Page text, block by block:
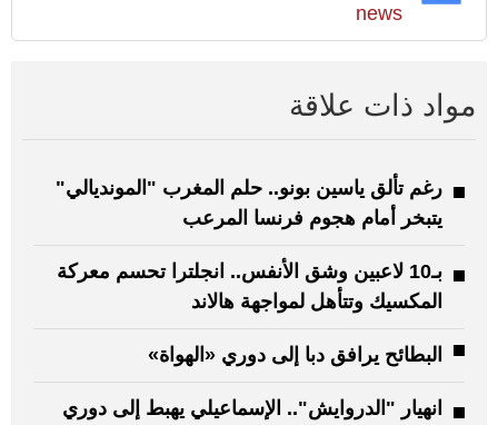
news
مواد ذات علاقة
رغم تألق ياسين بونو.. حلم المغرب "المونديالي"
يتبخر أمام هجوم فرنسا المرعب
بـ10 لاعبين وشق الأنفس.. انجلترا تحسم معركة
المكسيك وتتأهل لمواجهة هالاند
البطائح يرافق دبا إلى دوري «الهواة»
انهيار "الدروايش".. الإسماعيلي يهبط إلى دوري